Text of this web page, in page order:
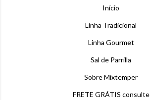
Início
Linha Tradicional
Linha Gourmet
Sal de Parrilla
Sobre Mixtemper
FRETE GRÁTIS consulte